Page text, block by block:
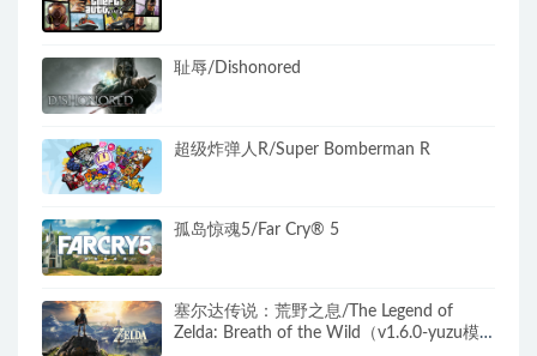
耻辱/Dishonored
超级炸弹人R/Super Bomberman R
孤岛惊魂5/Far Cry® 5
塞尔达传说：荒野之息/The Legend of
Zelda: Breath of the Wild（v1.6.0-yuzu模